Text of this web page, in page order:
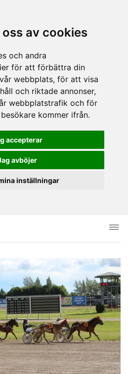
av cookies
och andra
för att förbättra din
webbplats, för att visa
och riktade annonser,
webbplatstrafik och för
kommer ifrån.
accepterar
avböjer
inställningar